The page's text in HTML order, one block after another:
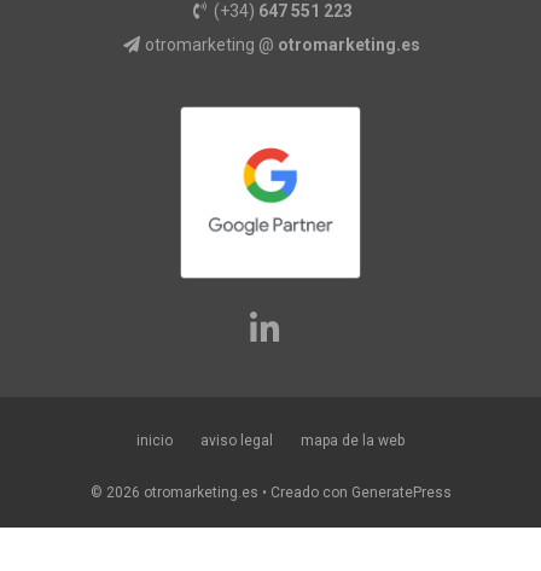
(+34) 647 551 223
otromarketing @ otromarketing.es
inicio aviso legal mapa de la web
© 2026 otromarketing.es • Creado con GeneratePress